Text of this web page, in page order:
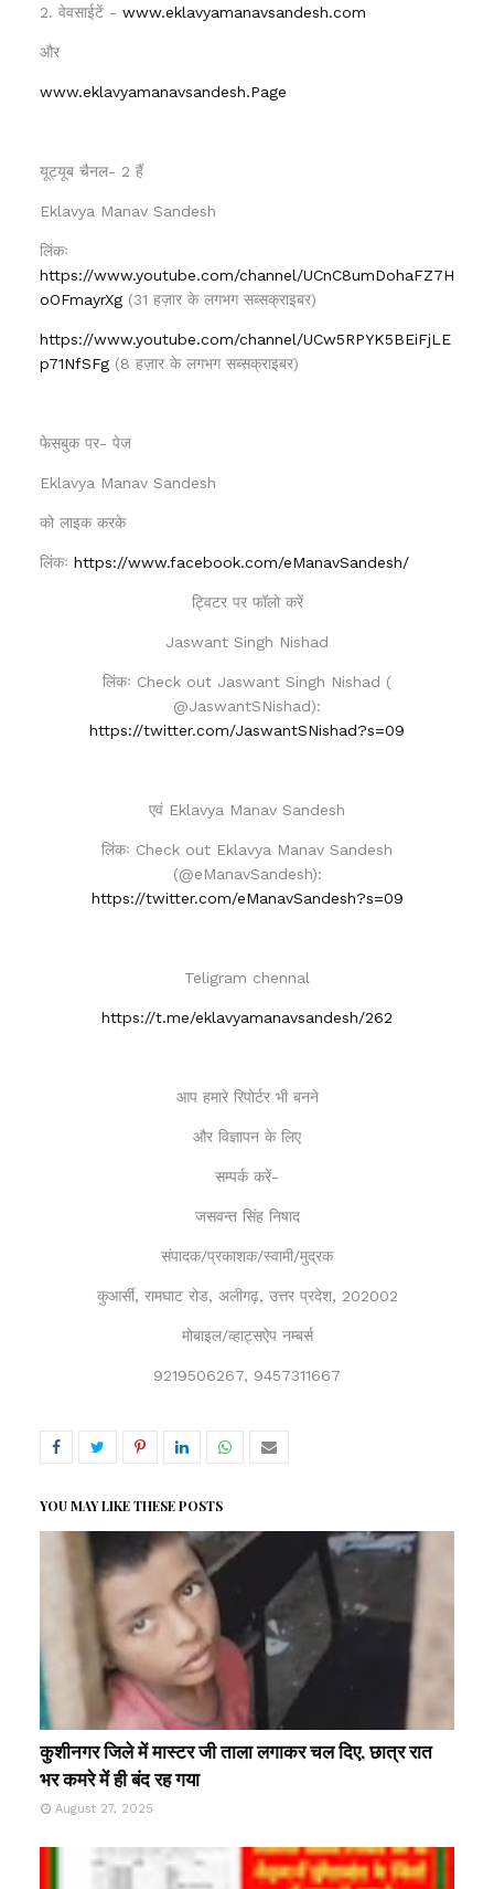
2. वेवसाईटें - www.eklavyamanavsandesh.com
और
www.eklavyamanavsandesh.Page
यूट्यूब चैनल- 2 हैं
Eklavya Manav Sandesh
लिंकः
https://www.youtube.com/channel/UCnC8umDohaFZ7H
oOFmayrXg (31 हज़ार के लगभग सब्सक्राइबर)
https://www.youtube.com/channel/UCw5RPYK5BEiFjLE
p71NfSFg (8 हज़ार के लगभग सब्सक्राइबर)
फेसबुक पर- पेज
Eklavya Manav Sandesh
को लाइक करके
लिंकः https://www.facebook.com/eManavSandesh/
ट्विटर पर फॉलो करें
Jaswant Singh Nishad
लिंकः Check out Jaswant Singh Nishad (
@JaswantSNishad):
https://twitter.com/JaswantSNishad?s=09
एवं Eklavya Manav Sandesh
लिंकः Check out Eklavya Manav Sandesh
(@eManavSandesh):
https://twitter.com/eManavSandesh?s=09
Teligram chennal
https://t.me/eklavyamanavsandesh/262
आप हमारे रिपोर्टर भी बनने
और विज्ञापन के लिए
सम्पर्क करें-
जसवन्त सिंह निषाद
संपादक/प्रकाशक/स्वामी/मुद्रक
कुआर्सी, रामघाट रोड, अलीगढ़, उत्तर प्रदेश, 202002
मोबाइल/व्हाट्सऐप नम्बर्स
9219506267, 9457311667
YOU MAY LIKE THESE POSTS
कुशीनगर जिले में मास्टर जी ताला लगाकर चल दिए, छात्र रात
भर कमरे में ही बंद रह गया
August 27, 2025